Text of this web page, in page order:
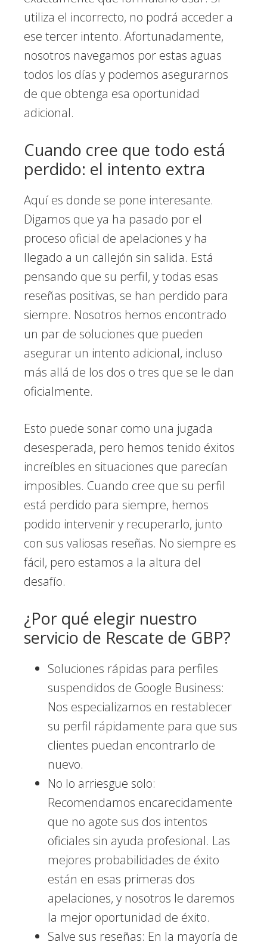
utiliza el incorrecto, no podrá acceder a
ese tercer intento. Afortunadamente,
nosotros navegamos por estas aguas
todos los días y podemos asegurarnos
de que obtenga esa oportunidad
adicional.
Cuando cree que todo está
perdido: el intento extra
Aquí es donde se pone interesante.
Digamos que ya ha pasado por el
proceso oficial de apelaciones y ha
llegado a un callejón sin salida. Está
pensando que su perfil, y todas esas
reseñas positivas, se han perdido para
siempre. Nosotros hemos encontrado
un par de soluciones que pueden
asegurar un intento adicional, incluso
más allá de los dos o tres que se le dan
oficialmente.
Esto puede sonar como una jugada
desesperada, pero hemos tenido éxitos
increíbles en situaciones que parecían
imposibles. Cuando cree que su perfil
está perdido para siempre, hemos
podido intervenir y recuperarlo, junto
con sus valiosas reseñas. No siempre es
fácil, pero estamos a la altura del
desafío.
¿Por qué elegir nuestro
servicio de Rescate de GBP?
Soluciones rápidas para perfiles
suspendidos de Google Business:
Nos especializamos en restablecer
su perfil rápidamente para que sus
clientes puedan encontrarlo de
nuevo.
No lo arriesgue solo:
Recomendamos encarecidamente
que no agote sus dos intentos
oficiales sin ayuda profesional. Las
mejores probabilidades de éxito
están en esas primeras dos
apelaciones, y nosotros le daremos
la mejor oportunidad de éxito.
Salve sus reseñas: En la mayoría de